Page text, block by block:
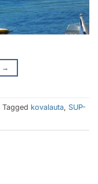
→
Tagged kovalauta, SUP-